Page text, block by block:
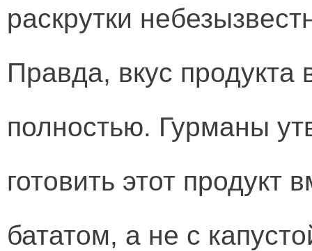
раскрутки
Правда, вкус продукта
полностью. Гурманы
готовить этот продукт
бататом, а не с